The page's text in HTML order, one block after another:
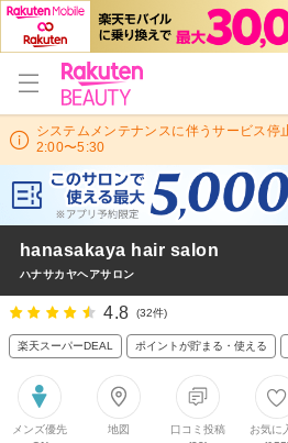
システムメンテナンスに伴うサービス停
2:00〜5:30
hanasakaya hair salon
ハナサカヤヘアサロン
4.8 (32件)
楽天スーパーDEAL ポイントが貯まる・使える
メンズ優先
地図
口コミ投稿
お気に